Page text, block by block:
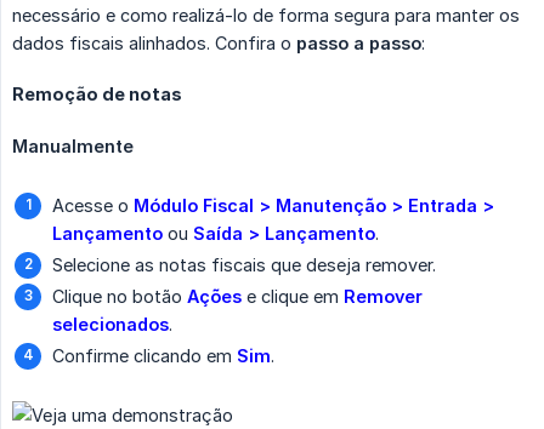
necessário e como realizá-lo de forma segura para manter os
dados fiscais alinhados. Confira o passo a passo:
Remoção de notas
Manualmente
Acesse o Módulo Fiscal > Manutenção > Entrada >
Lançamento ou Saída > Lançamento.
Selecione as notas fiscais que deseja remover.
Clique no botão Ações e clique em Remover
selecionados.
Confirme clicando em Sim.